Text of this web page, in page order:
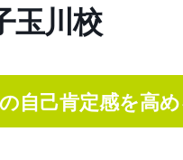
玉川校
自己肯定感を高